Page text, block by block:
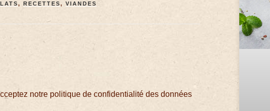
, RECETTES, VIANDES
notre politique de confidentialité des données